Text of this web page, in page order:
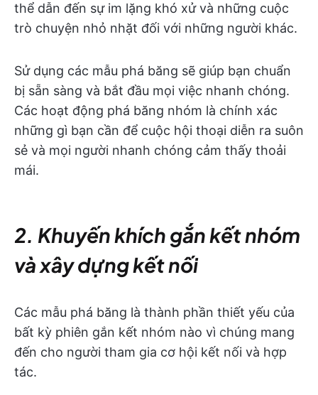
thể dẫn đến sự im lặng khó xử và những cuộc
trò chuyện nhỏ nhặt đối với những người khác.
Sử dụng các mẫu phá băng sẽ giúp bạn chuẩn
bị sẵn sàng và bắt đầu mọi việc nhanh chóng.
Các hoạt động phá băng nhóm là chính xác
những gì bạn cần để cuộc hội thoại diễn ra suôn
sẻ và mọi người nhanh chóng cảm thấy thoải
mái.
2. Khuyến khích gắn kết nhóm
và xây dựng kết nối
Các mẫu phá băng là thành phần thiết yếu của
bất kỳ phiên gắn kết nhóm nào vì chúng mang
đến cho người tham gia cơ hội kết nối và hợp
tác.